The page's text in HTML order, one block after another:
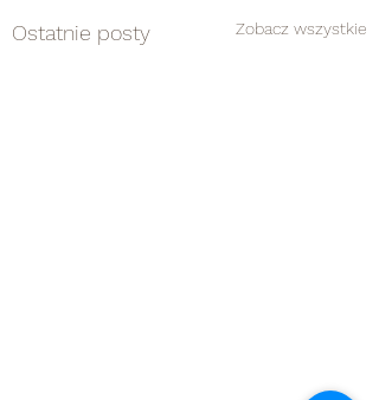
Ostatnie posty Zobacz wszystkie